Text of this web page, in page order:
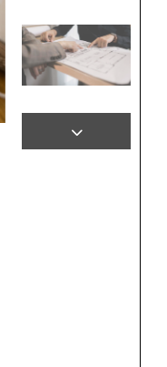
前述しましたが、オシャレ
その理由としまして、新
新築建売のメリットとし
また、新築建売は安く販